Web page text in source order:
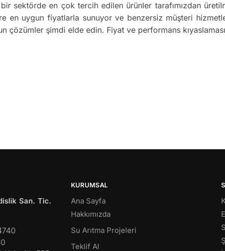
sektörde en çok tercih edilen ürünler tarafımızdan
en uygun fiyatlarla sunuyor ve benzersiz müşteri
çözümler şimdi elde edin. Fiyat ve performans
San. Tic.
KURUMSAL
Ana Sayfa
Hakkımızda
Su Arıtma Projeleri
Teklif Al